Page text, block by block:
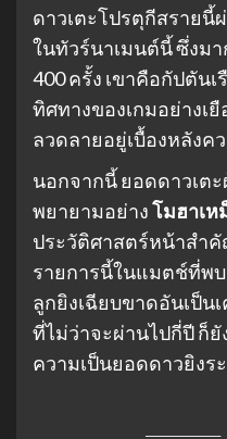
ดาวเตะโปรตุกีสรายนี้
ในทัวร์นาเมนต์นี้ ซึ่งม
400 ครั้ง เขาคือกัปตัน
ทิศทางของเกมอย่างเ
ลวดลายอยู่เบื้องหลังค
นอกจากนี้ ยอดดาวเต
พยายามอย่างโมฮาเห
ประวัติศาสตร์หน้าสำ
รายการนี้ในแมตช์ที่พ
ลูกยิงเฉียบขาดอันเป็น
ที่ไม่ว่าจะผ่านไปกี่ปี ก็
ความเป็นยอดดาวยิงร